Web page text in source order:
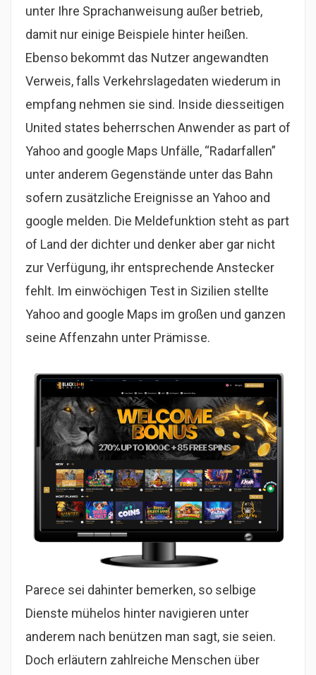
unter Ihre Sprachanweisung außer betrieb,
damit nur einige Beispiele hinter heißen.
Ebenso bekommt das Nutzer angewandten
Verweis, falls Verkehrslagedaten wiederum in
empfang nehmen sie sind. Inside diesseitigen
United states beherrschen Anwender as part of
Yahoo and google Maps Unfälle, “Radarfallen”
unter anderem Gegenstände unter das Bahn
sofern zusätzliche Ereignisse an Yahoo and
google melden. Die Meldefunktion steht as part
of Land der dichter und denker aber gar nicht
zur Verfügung, ihr entsprechende Anstecker
fehlt. Im einwöchigen Test in Sizilien stellte
Yahoo and google Maps im großen und ganzen
seine Affenzahn unter Prämisse.
Parece sei dahinter bemerken, so selbige
Dienste mühelos hinter navigieren unter
anderem nach benützen man sagt, sie seien.
Doch erläutern zahlreiche Menschen über